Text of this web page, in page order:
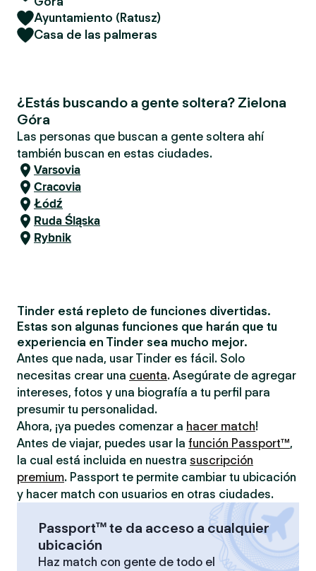
Ayuntamiento (Ratusz)
Casa de las palmeras
¿Estás buscando a gente soltera? Zielona
Góra
Las personas que buscan a gente soltera ahí
también buscan en estas ciudades.
Varsovia
Cracovia
Łódź
Ruda Śląska
Rybnik
Tinder está repleto de funciones divertidas.
Estas son algunas funciones que harán que tu
experiencia en Tinder sea mucho mejor.
Antes que nada, usar Tinder es fácil. Solo
necesitas crear una cuenta. Asegúrate de agregar
intereses, fotos y una biografía a tu perfil para
presumir tu personalidad.
Ahora, ¡ya puedes comenzar a hacer match!
Antes de viajar, puedes usar la función Passport™,
la cual está incluida en nuestra suscripción
premium. Passport te permite cambiar tu ubicación
y hacer match con usuarios en otras ciudades.
Passport™ te da acceso a cualquier
ubicación
Haz match con gente de todo el